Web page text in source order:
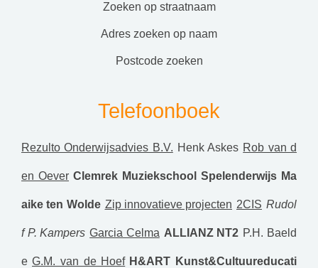
zoeken op straatnaam
adres zoeken op naam
postcode zoeken
Telefoonboek
Rezulto Onderwijsadvies B.V. Henk Askes Rob van d
en Oever Clemrek Muziekschool Spelenderwijs Ma
aike ten Wolde Zip innovatieve projecten 2CIS Rudol
f P. Kampers Garcia Celma ALLIANZ NT2 P.H. Baeld
e G.M. van de Hoef H&ART Kunst&Cultuureducati